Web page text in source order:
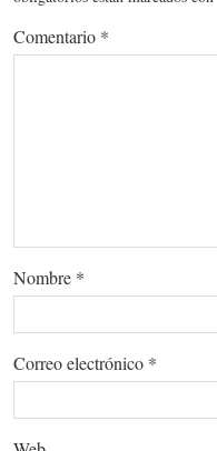
Comentario *
Nombre *
Correo electrónico *